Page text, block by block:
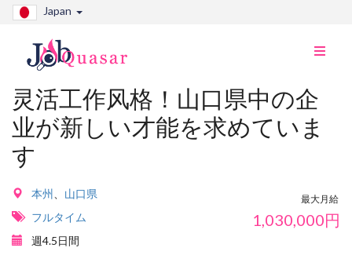
Japan
ナ
り
替
え
灵活工作风格！山口県中の企
业が新しい才能を求めていま
す
本州
山口県
フルタイム
週4.5日間
最大月給
1,030,000円